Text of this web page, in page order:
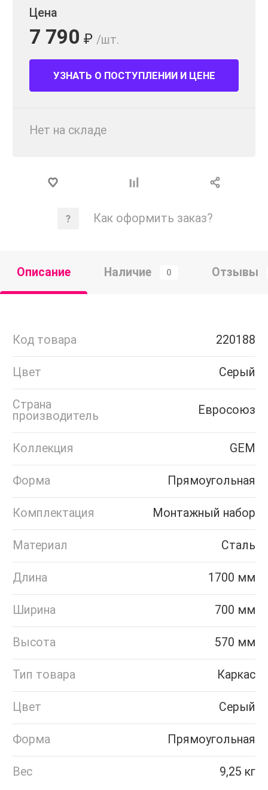
Цена
7 790 ₽ /шт.
УЗНАТЬ О ПОСТУПЛЕНИИ И ЦЕНЕ
Нет на складе
Как оформить заказ?
Описание Наличие 0 Отзывы
Код товара 220188
Цвет Серый
Страна
производитель
Евросоюз
Коллекция GEM
Форма Прямоугольная
Комплектация Монтажный набор
Материал Сталь
Длина 1700 мм
Ширина 700 мм
Высота 570 мм
Тип товара Каркас
Цвет Серый
Форма Прямоугольная
Вес 9,25 кг